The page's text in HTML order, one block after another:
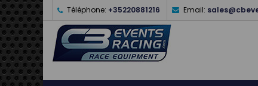
Téléphone: +35220881216 Email: